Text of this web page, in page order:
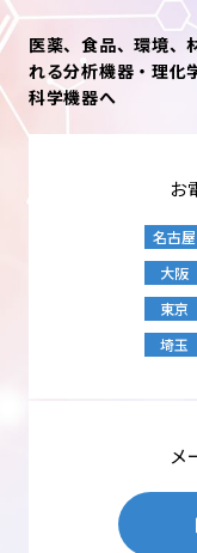
医薬、食品、環境、
れる分析機器・理化
科学機器へ
お
名古屋
大阪
東京
埼玉
メ